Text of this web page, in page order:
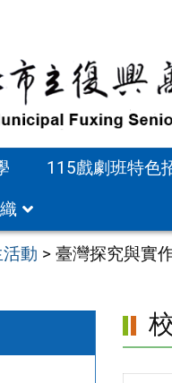
115戲劇班特色
動 >臺灣探究與實